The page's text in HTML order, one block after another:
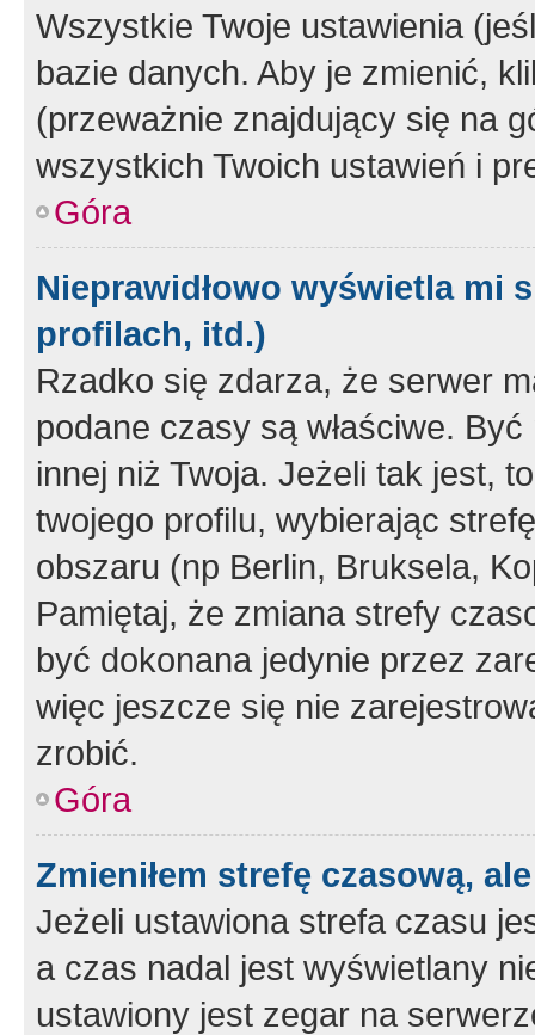
Wszystkie Twoje ustawienia
bazie danych. Aby je zmienić,
(przeważnie znajdujący się na
wszystkich Twoich ustawień i
Góra
Nieprawidłowo wyświetla mi
profilach, itd.)
Rzadko się zdarza, że serwer
podane czasy są właściwe.
innej niż Twoja. Jeżeli tak jest,
twojego profilu, wybierając
obszaru (np Berlin, Bruksela,
Pamiętaj, że zmiana strefy
być dokonana jedynie przez
więc jeszcze się nie
zrobić.
Góra
Zmieniłem strefę czasową,
Jeżeli ustawiona strefa czasu
a czas nadal jest wyświetlany
ustawiony jest zegar na